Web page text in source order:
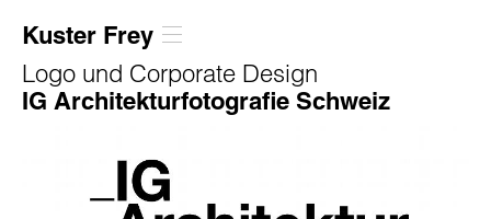
Kuster Frey
Logo und Corporate Design
IG Architekturfotografie Schweiz